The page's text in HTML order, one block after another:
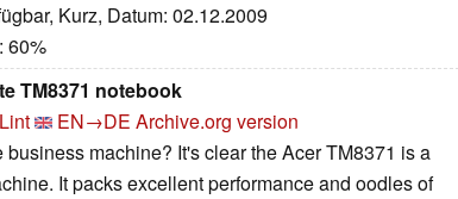
Kurz, Datum: 02.12.2009
: 60%
TM8371 notebook
EN→DE Archive.org version
business machine? It's clear the Acer TM8371 is a
It packs excellent performance and oodles of